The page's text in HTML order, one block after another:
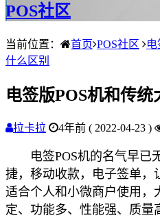
POS社区
当前位置： 首页 POS社区
什么区别
电签版POS机和传统
拉卡拉 4年前 ( 2022-04-23 )
电签POS机的名气早已
捷，移动收款，电子签单，
适合个人和小微商户使用，
定、功能多、性能强、质量